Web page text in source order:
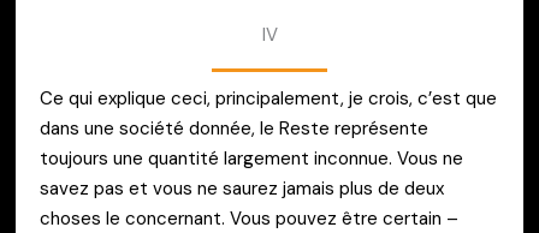
IV
Ce qui explique ceci, principalement, je crois, c’est que
dans une société donnée, le Reste représente
toujours une quantité largement inconnue. Vous ne
savez pas et vous ne saurez jamais plus de deux
choses le concernant. Vous pouvez être certain –